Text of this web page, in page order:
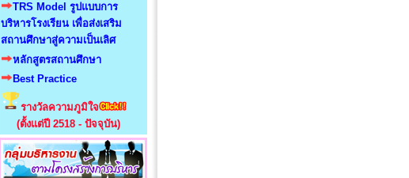
TRS Model รูปแบบการ
บริหารโรงเรียน เพื่อส่งเสริม
สถานศึกษาสู่ความเป็นเลิศ
หลักสูตรสถานศึกษา
Best Practice
รางวัลความภูมิใจ
(ตั้งแต่ปี 2518 - ปัจจุบัน)